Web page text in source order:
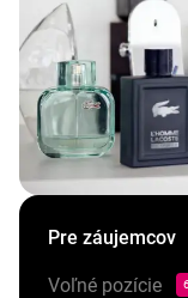
Pre záujemcov
Voľné pozície